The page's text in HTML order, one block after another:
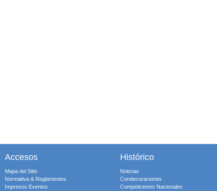
Accesos
Mapa del Sitio
Normativa & Reglamentos
Impresos Eventos
Histórico
Noticias
Condecoraciones
Competiciones Nacionales